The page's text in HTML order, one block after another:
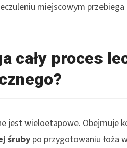
miejscowym
cały proces
jest wieloetapowe. Obejmuje
śruby po przygotowaniu łoża